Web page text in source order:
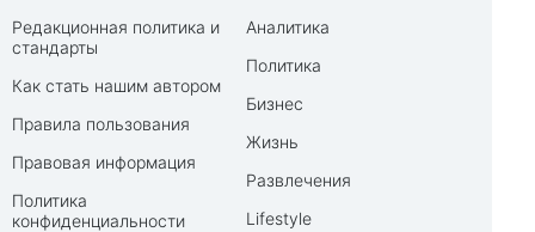
Редакционная политика и
стандарты
Как стать нашим автором
Правила пользования
Правовая информация
Политика
конфиденциальности
Аналитика
Политика
Бизнес
Жизнь
Развлечения
Lifestyle